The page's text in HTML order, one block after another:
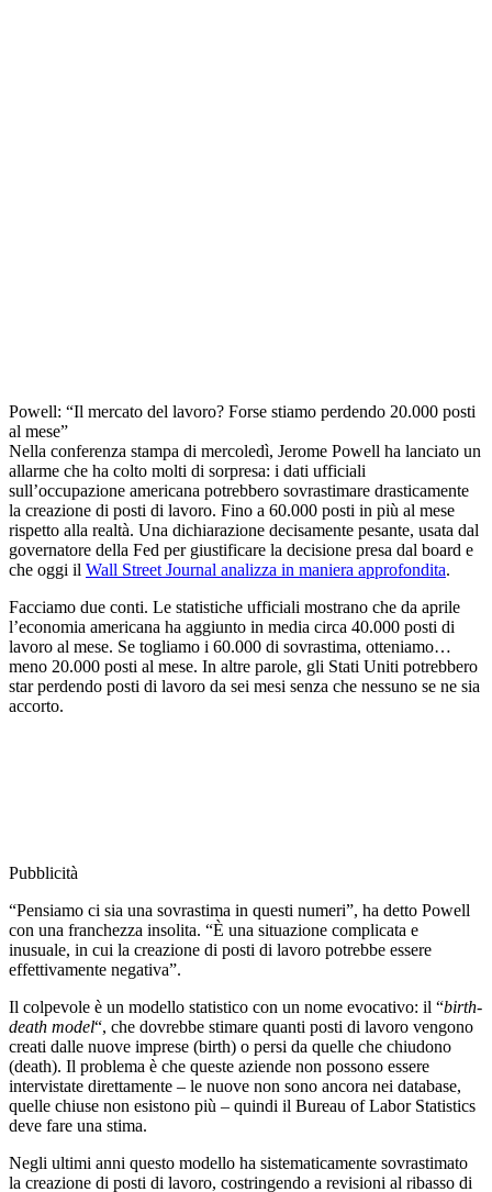
Powell: “Il mercato del lavoro? Forse stiamo perdendo 20.000 posti
al mese”
Nella conferenza stampa di mercoledì, Jerome Powell ha lanciato un
allarme che ha colto molti di sorpresa: i dati ufficiali
sull’occupazione americana potrebbero sovrastimare drasticamente
la creazione di posti di lavoro. Fino a 60.000 posti in più al mese
rispetto alla realtà. Una dichiarazione decisamente pesante, usata dal
governatore della Fed per giustificare la decisione presa dal board e
che oggi il Wall Street Journal analizza in maniera approfondita.
Facciamo due conti. Le statistiche ufficiali mostrano che da aprile
l’economia americana ha aggiunto in media circa 40.000 posti di
lavoro al mese. Se togliamo i 60.000 di sovrastima, otteniamo…
meno 20.000 posti al mese. In altre parole, gli Stati Uniti potrebbero
star perdendo posti di lavoro da sei mesi senza che nessuno se ne sia
accorto.
Pubblicità
“Pensiamo ci sia una sovrastima in questi numeri”, ha detto Powell
con una franchezza insolita. “È una situazione complicata e
inusuale, in cui la creazione di posti di lavoro potrebbe essere
effettivamente negativa”.
Il colpevole è un modello statistico con un nome evocativo: il “birth-
death model“, che dovrebbe stimare quanti posti di lavoro vengono
creati dalle nuove imprese (birth) o persi da quelle che chiudono
(death). Il problema è che queste aziende non possono essere
intervistate direttamente – le nuove non sono ancora nei database,
quelle chiuse non esistono più – quindi il Bureau of Labor Statistics
deve fare una stima.
Negli ultimi anni questo modello ha sistematicamente sovrastimato
la creazione di posti di lavoro, costringendo a revisioni al ribasso di